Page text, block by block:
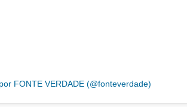
FONTE VERDADE (@fonteverdade)